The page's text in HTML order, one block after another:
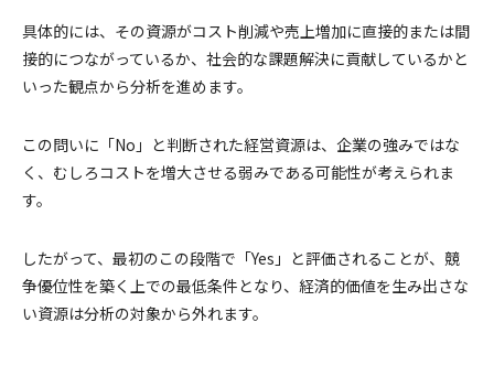
具体的には、その資源がコスト削減や売上増加に直接的または間
接的につながっているか、社会的な課題解決に貢献しているかと
いった観点から分析を進めます。
この問いに「No」と判断された経営資源は、企業の強みではな
く、むしろコストを増大させる弱みである可能性が考えられま
す。
したがって、最初のこの段階で「Yes」と評価されることが、競
争優位性を築く上での最低条件となり、経済的価値を生み出さな
い資源は分析の対象から外れます。